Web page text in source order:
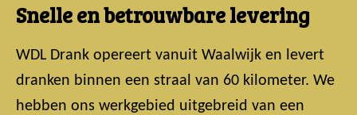
Snelle en betrouwbare levering
WDL Drank opereert vanuit Waalwijk en levert
dranken binnen een straal van 60 kilometer. We
hebben ons werkgebied uitgebreid van een